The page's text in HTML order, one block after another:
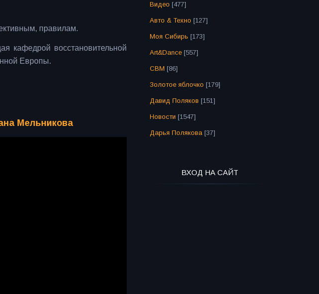
правилам.
кафедрой восстановительной
Европы.
Мельникова
Видео [477]
Авто & Техно [127]
Моя Сибирь [173]
Art&Dance [557]
СВМ [86]
Золотое яблочко [179]
Давид Поляков [151]
Новости [1547]
Дарья Полякова [37]
ВХОД НА САЙТ